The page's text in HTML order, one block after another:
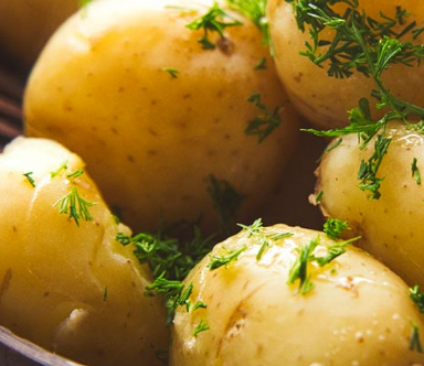
Στον ελλαδικό χώρο η πατάτα ήρθε
1821, χάρη στον Ιωάννη Καποδίστρια, με
ο γνωστός αστικός μύθος με τις “πατάτες
πατάτα έγινε ανάρπαστη και αγαπημένο
Η πατατοκαλλιέργεια αναπτύχθηκε
περιοχές όπως η Νάξος να φημίζονται μέχρι
ποιότητα και γεύση της πατάτας τους.